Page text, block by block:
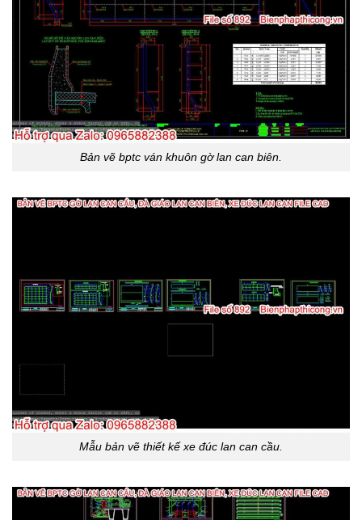
Bản vẽ bptc ván khuôn gờ lan can biên.
Mẫu bản vẽ thiết kế xe đúc lan can cầu.